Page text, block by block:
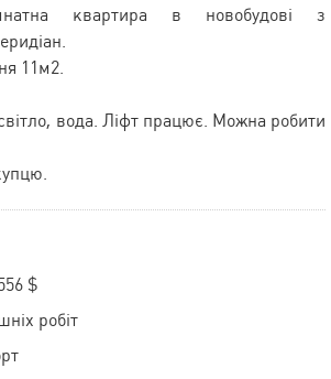
квартира в новобудові з
11м2.
вода. Ліфт працює. Можна робити
$
робіт